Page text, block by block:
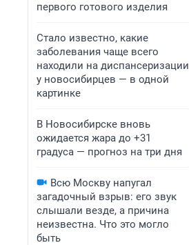
первого готового изделия
Стало известно, какие
заболевания чаще всего
находили на диспансеризации
у новосибирцев — в одной
картинке
В Новосибирске вновь
ожидается жара до +31
градуса — прогноз на три дня
Всю Москву напугал
загадочный взрыв: его звук
слышали везде, а причина
неизвестна. Что это могло
быть